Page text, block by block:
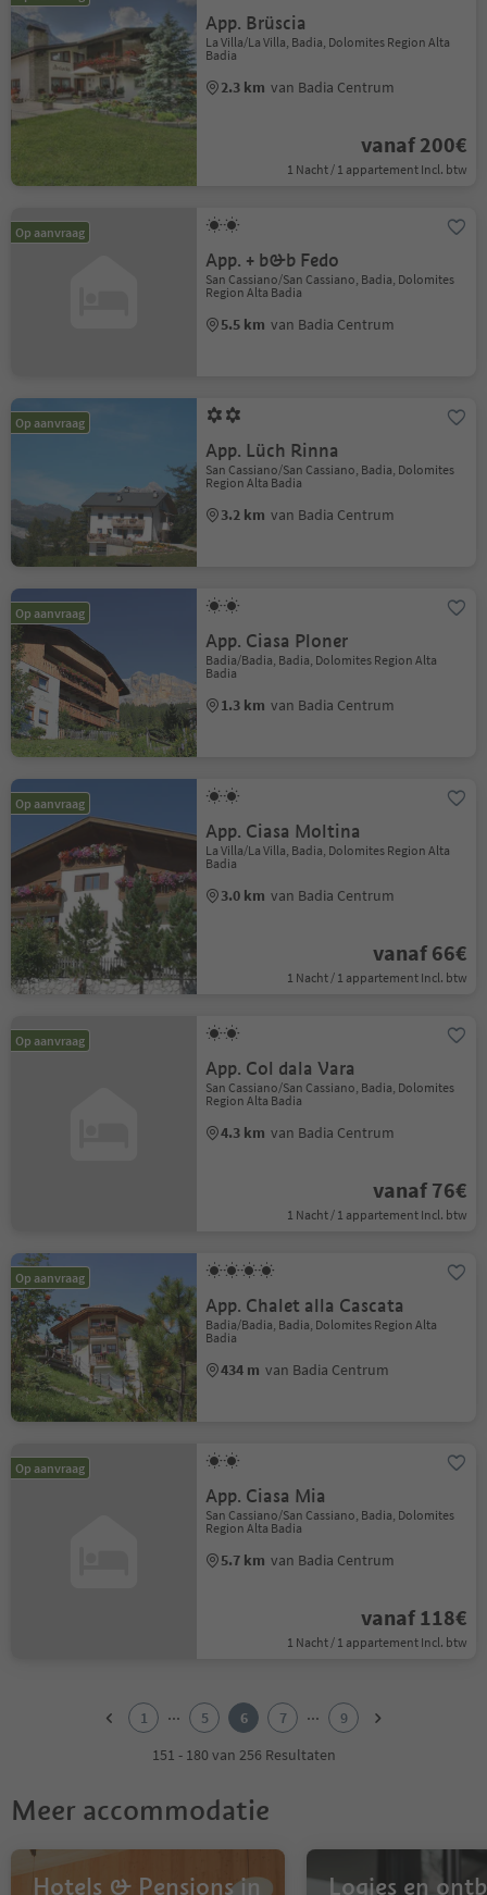
App. Brüscia
La Villa/La Villa, Badia, Dolomites Region Alta
Badia
2.3 km van Badia Centrum
vanaf 200€
1 Nacht / 1 appartement Incl. btw
Op aanvraag
App. + b&b Fedo
San Cassiano/San Cassiano, Badia, Dolomites
Region Alta Badia
5.5 km van Badia Centrum
Op aanvraag
App. Lüch Rinna
San Cassiano/San Cassiano, Badia, Dolomites
Region Alta Badia
3.2 km van Badia Centrum
Op aanvraag
App. Ciasa Ploner
Badia/Badia, Badia, Dolomites Region Alta
Badia
1.3 km van Badia Centrum
Op aanvraag
App. Ciasa Moltina
La Villa/La Villa, Badia, Dolomites Region Alta
Badia
3.0 km van Badia Centrum
vanaf 66€
1 Nacht / 1 appartement Incl. btw
Op aanvraag
App. Col dala Vara
San Cassiano/San Cassiano, Badia, Dolomites
Region Alta Badia
4.3 km van Badia Centrum
vanaf 76€
1 Nacht / 1 appartement Incl. btw
Op aanvraag
App. Chalet alla Cascata
Badia/Badia, Badia, Dolomites Region Alta
Badia
434 m van Badia Centrum
Op aanvraag
App. Ciasa Mia
San Cassiano/San Cassiano, Badia, Dolomites
Region Alta Badia
5.7 km van Badia Centrum
vanaf 118€
1 Nacht / 1 appartement Incl. btw
6
7
9
1 ... 5 6 7 ...
9
151 - 180 van 256 Resultaten
Meer accommodatie
Hotels & Pensions in Logies en